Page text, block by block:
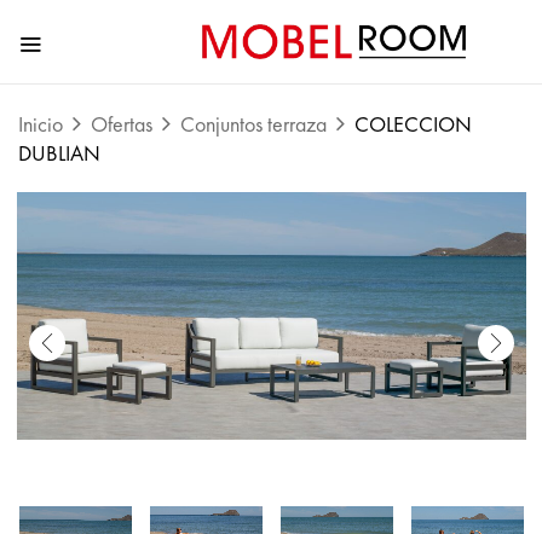
Inicio Ofertas Conjuntos terraza
COLECCION
DUBLIAN